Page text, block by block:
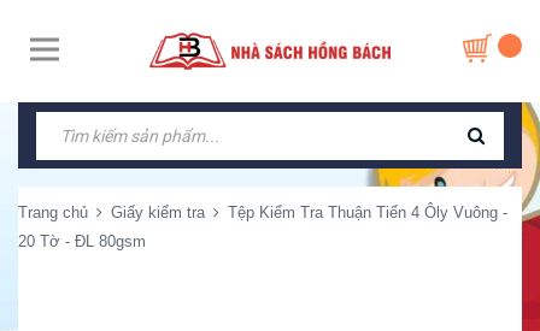
Trang chủ Giấy kiểm tra
Tệp Kiểm Tra Thuận Tiến 4 Ôly Vuông -
20 Tờ - ĐL 80gsm